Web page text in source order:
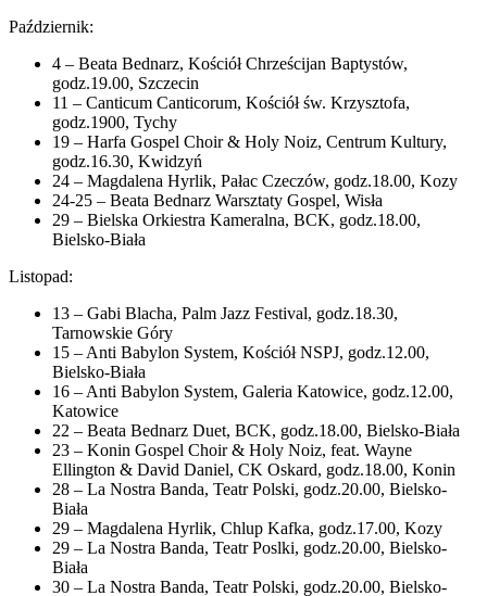
Październik:
4 – Beata Bednarz, Kościół Chrześcijan Baptystów,
godz.19.00, Szczecin
11 – Canticum Canticorum, Kościół św. Krzysztofa,
godz.1900, Tychy
19 – Harfa Gospel Choir & Holy Noiz, Centrum Kultury,
godz.16.30, Kwidzyń
24 – Magdalena Hyrlik, Pałac Czeczów, godz.18.00, Kozy
24-25 – Beata Bednarz Warsztaty Gospel, Wisła
29 – Bielska Orkiestra Kameralna, BCK, godz.18.00,
Bielsko-Biała
Listopad:
13 – Gabi Blacha, Palm Jazz Festival, godz.18.30,
Tarnowskie Góry
15 – Anti Babylon System, Kościół NSPJ, godz.12.00,
Bielsko-Biała
16 – Anti Babylon System, Galeria Katowice, godz.12.00,
Katowice
22 – Beata Bednarz Duet, BCK, godz.18.00, Bielsko-Biała
23 – Konin Gospel Choir & Holy Noiz, feat. Wayne
Ellington & David Daniel, CK Oskard, godz.18.00, Konin
28 – La Nostra Banda, Teatr Polski, godz.20.00, Bielsko-
Biała
29 – Magdalena Hyrlik, Chlup Kafka, godz.17.00, Kozy
29 – La Nostra Banda, Teatr Poslki, godz.20.00, Bielsko-
Biała
30 – La Nostra Banda, Teatr Polski, godz.20.00, Bielsko-